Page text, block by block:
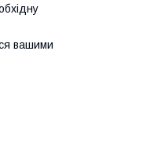
вашими